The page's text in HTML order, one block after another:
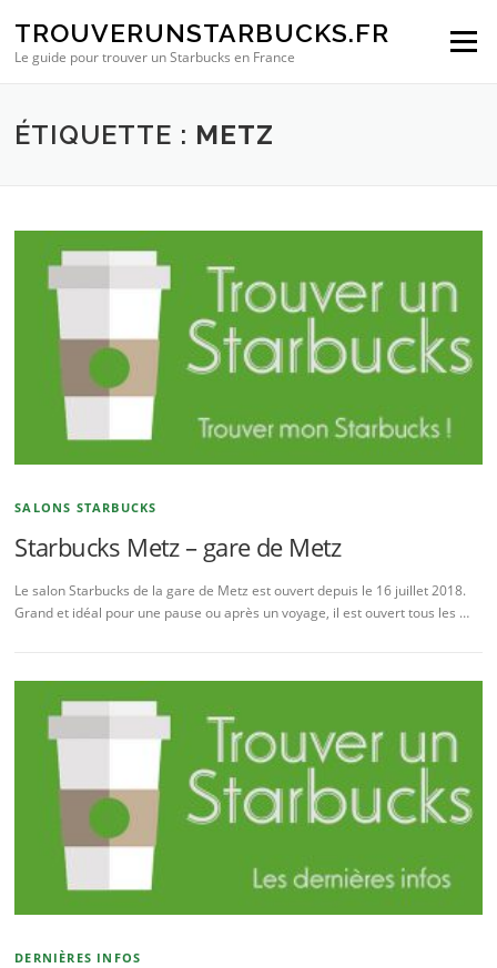
TROUVERUNSTARBUCKS.FR
Le guide pour trouver un Starbucks en France
Menu
ÉTIQUETTE : METZ
SALONS STARBUCKS
Starbucks Metz – gare de Metz
Le salon Starbucks de la gare de Metz est ouvert depuis le 16 juillet 2018.
Grand et idéal pour une pause ou après un voyage, il est ouvert tous les …
DERNIÈRES INFOS